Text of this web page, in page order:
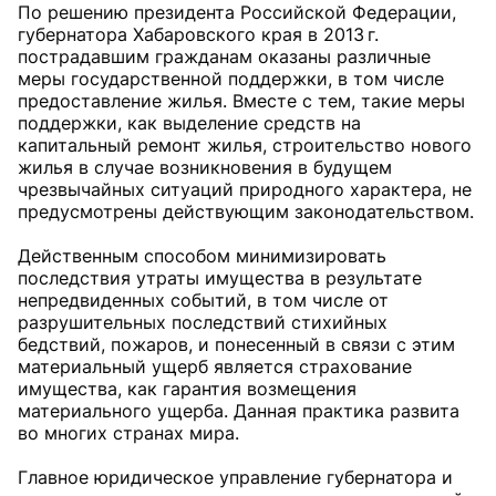
По решению президента Российской Федерации,
губернатора Хабаровского края в 2013 г.
пострадавшим гражданам оказаны различные
меры государственной поддержки, в том числе
предоставление жилья. Вместе с тем, такие меры
поддержки, как выделение средств на
капитальный ремонт жилья, строительство нового
жилья в случае возникновения в будущем
чрезвычайных ситуаций природного характера, не
предусмотрены действующим законодательством.
Действенным способом минимизировать
последствия утраты имущества в результате
непредвиденных событий, в том числе от
разрушительных последствий стихийных
бедствий, пожаров, и понесенный в связи с этим
материальный ущерб является страхование
имущества, как гарантия возмещения
материального ущерба. Данная практика развита
во многих странах мира.
Главное юридическое управление губернатора и